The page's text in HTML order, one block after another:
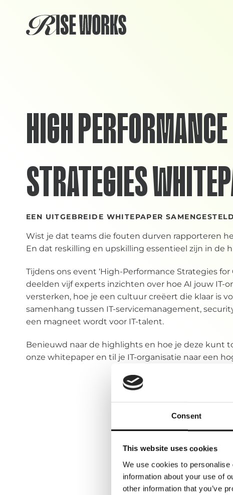
Consent
This website uses cookies
We use cookies to
information about your use of
other information that you’ve
content
HIGH PERFORMANCE
STRATEGIES
EEN UITGEBREIDE WHITEPAPER
Wist je dat teams die fouten durven rapporteren
En dat reskilling en upskilling essentieel zijn in de
Tijdens ons event ‘High-Performance Strategies for
deelden vijf experts inzichten over hoe AI jouw IT-
versterken, hoe je een cultuur creëert die klaar is
samenhang tussen IT-servicemanagement,
een magneet wordt voor IT-talent.
Benieuwd naar de highlights en hoe je deze kunt
onze whitepaper en til je IT-organisatie naar een